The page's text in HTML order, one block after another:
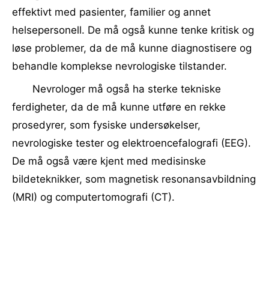
effektivt med pasienter, familier og annet
helsepersonell. De må også kunne tenke kritisk og
løse problemer, da de må kunne diagnostisere og
behandle komplekse nevrologiske tilstander.
Nevrologer må også ha sterke tekniske
ferdigheter, da de må kunne utføre en rekke
prosedyrer, som fysiske undersøkelser,
nevrologiske tester og elektroencefalografi (EEG).
De må også være kjent med medisinske
bildeteknikker, som magnetisk resonansavbildning
(MRI) og computertomografi (CT).